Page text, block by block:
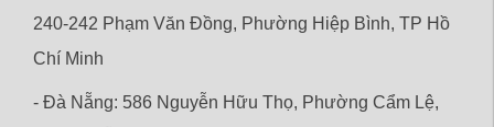
240-242 Phạm Văn Đồng, Phường Hiệp Bình, TP Hồ
Chí Minh
- Đà Nẵng: 586 Nguyễn Hữu Thọ, Phường Cẩm Lệ,